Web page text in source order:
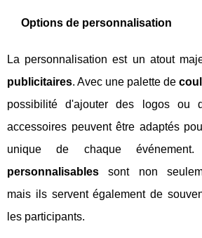
Options de personnalisation
La personnalisation est un atout
publicitaires. Avec une palette de
possibilité d'ajouter des logos ou
accessoires peuvent être adaptés
unique de chaque
personnalisables sont non
mais ils servent également de
les participants.